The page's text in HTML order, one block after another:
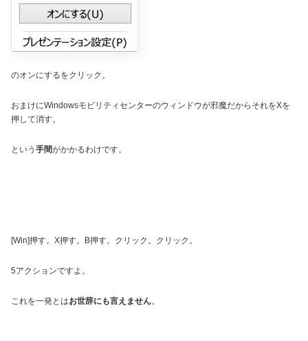
のオンにするをクリック。
おまけにWindowsモビリティセンターのウィンドウが邪魔だからそれをXを
押して消す。
という 手間がかかるわけです。
[Win]押す。X押す。B押す。クリック。クリック。
5アクションですよ。
これを一発とはお世辞にも言えません。